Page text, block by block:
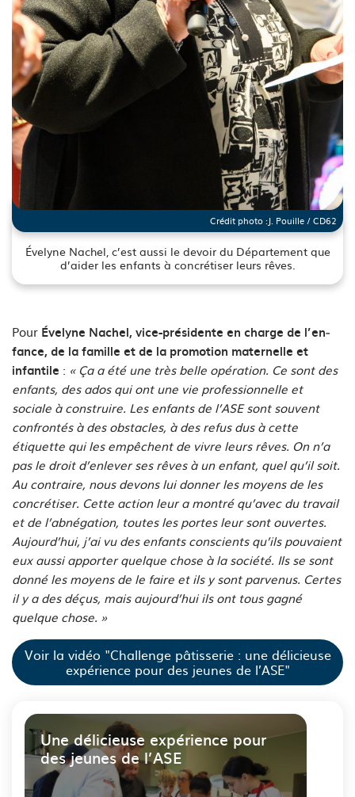
Crédit photo :J. Pouille / CD62
Évelyne Nachel, c’est aussi le devoir du Département que
d’aider les enfants à concrétiser leurs rêves.
Pour Évelyne Nachel, vice-présidente en charge de l’en­
fance, de la famille et de la promo­tion maternelle et
infantile : « Ça a été une très belle opération. Ce sont des
enfants, des ados qui ont une vie professionnelle et
sociale à construire. Les enfants de l’ASE sont souvent
confrontés à des obstacles, à des refus dus à cette
étiquette qui les empêchent de vivre leurs rêves. On n’a
pas le droit d’enlever ses rêves à un enfant, quel qu’il soit.
Au contraire, nous devons lui donner les moyens de les
concrétiser. Cette action leur a montré qu’avec du travail
et de l’abnégation, toutes les portes leur sont ouvertes.
Aujourd’hui, j’ai vu des enfants conscients qu’ils pouvaient
eux aussi apporter quelque chose à la société. Ils se sont
donné les moyens de le faire et ils y sont parvenus. Certes
il y a des déçus, mais aujourd’hui ils ont tous gagné
quelque chose. »
Voir la vidéo "Challenge pâtisserie : une délicieuse
expérience pour des jeunes de l’ASE"
Une délicieuse expérience pour
des jeunes de l’ASE